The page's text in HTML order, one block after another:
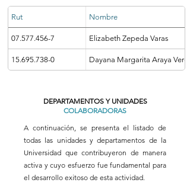
Rut Nombre
07.577.456-7 Elizabeth Zepeda Varas
15.695.738-0 Dayana Margarita Araya
DEPARTAMENTOS Y UNIDADES
COLABORADORAS
A continuación, se presenta el listado de
todas las unidades y departamentos de la
Universidad que contribuyeron de manera
activa y cuyo esfuerzo fue fundamental para
el desarrollo exitoso de esta actividad.